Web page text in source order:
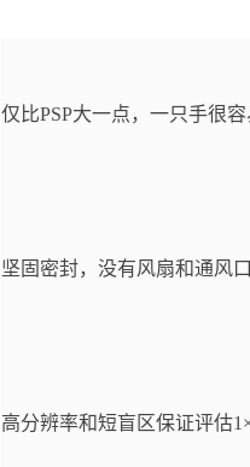
仅比PSP大一点，一只手很
坚固密封，没有风扇和通风
高分辨率和短盲区保证评估